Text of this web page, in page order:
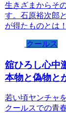
生きざまからそ
す。石原裕次郎
が得たものとは
クールス
舘ひろし心中
本物と偽物と
若い頃ヤンチャ
クールスでの青